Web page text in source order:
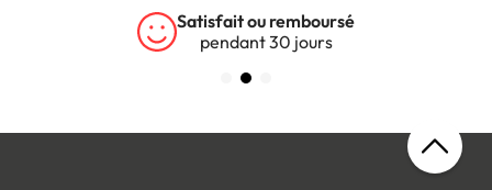
Satisfait ou remboursé
pendant 30 jours